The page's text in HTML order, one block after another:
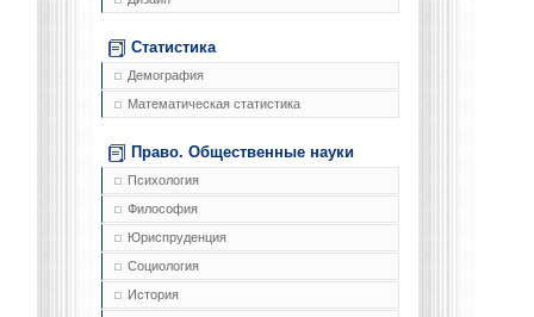
Статистика
Демография
Математическая статистика
Право. Общественные науки
Психология
Философия
Юриспруденция
Социология
История